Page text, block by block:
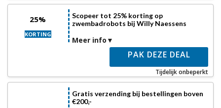
25%
KORTING
Scopeer tot 25% korting op
zwembadrobots bij Willy Naessens
Meer info
PAK DEZE DEAL
Tijdelijk onbeperkt
Gratis verzending bij bestellingen boven
€200,-